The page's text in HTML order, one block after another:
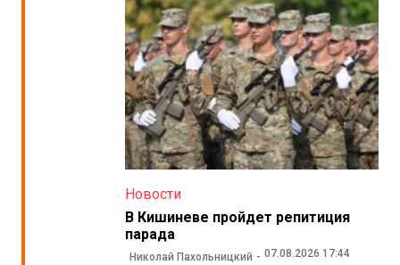
Новости
В Кишиневе пройдет репитиция
парада
Николай Пахольницкий 07.08.2026 17:44